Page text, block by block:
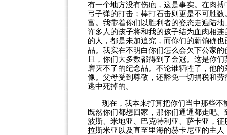
有一个地方没有伤疤，这是事实。在肉
弓子弹的打击；棒打石击则更是不可胜
富。我带着你们以胜利者的姿态走遍陆
许多人的孩子将和我的孩子结为血肉相
的人，都是未加追究，而你们的薪饷确
品。我实在不明白你们怎么会欠下公家
且，你们大多数都得到了金冠。这是你
磨灭不了的纪念品。不论谁牺牲了，他
像。父母受到尊敬，还豁免一切捐税和
逃中死掉的。
现在，我本来打算把你们当中那些
既然你们都想回家，那你们通通都走吧
波斯、米地亚、巴克特利亚、萨卡亚，
拉斯米亚以及直至里海的赫卡尼亚的主